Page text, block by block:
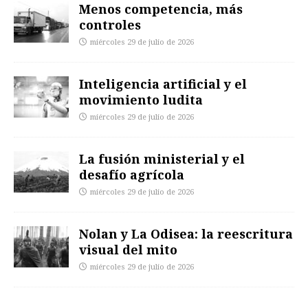
Menos competencia, más
controles
miércoles 29 de julio de 2026
Inteligencia artificial y el
movimiento ludita
miércoles 29 de julio de 2026
La fusión ministerial y el
desafío agrícola
miércoles 29 de julio de 2026
Nolan y La Odisea: la reescritura
visual del mito
miércoles 29 de julio de 2026